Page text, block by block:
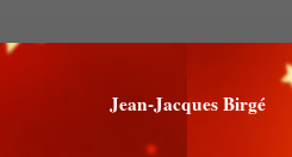
Jean-Jacques Birgé